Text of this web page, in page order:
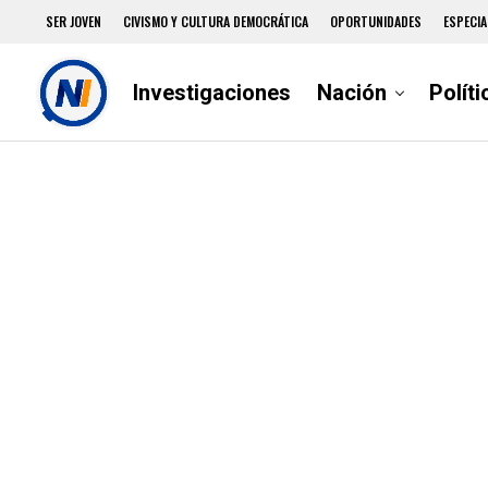
SER JOVEN CIVISMO Y CULTURA DEMOCRÁTICA OPORTUNIDADES
Investigaciones Nación